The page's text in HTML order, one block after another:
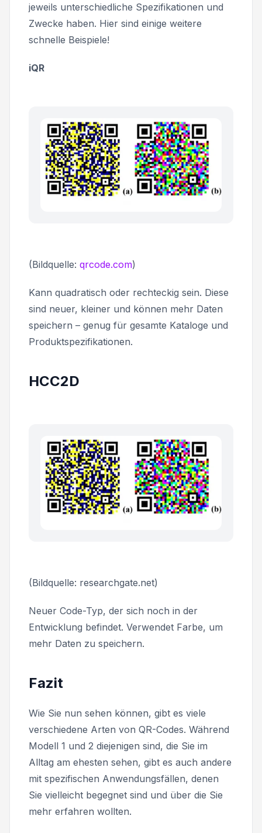
jeweils unterschiedliche Spezifikationen und
Zwecke haben. Hier sind einige weitere
schnelle Beispiele!
iQR
(Bildquelle: qrcode.com)
Kann quadratisch oder rechteckig sein. Diese
sind neuer, kleiner und können mehr Daten
speichern – genug für gesamte Kataloge und
Produktspezifikationen.
HCC2D
(Bildquelle: researchgate.net)
Neuer Code-Typ, der sich noch in der
Entwicklung befindet. Verwendet Farbe, um
mehr Daten zu speichern.
Fazit
Wie Sie nun sehen können, gibt es viele
verschiedene Arten von QR-Codes. Während
Modell 1 und 2 diejenigen sind, die Sie im
Alltag am ehesten sehen, gibt es auch andere
mit spezifischen Anwendungsfällen, denen
Sie vielleicht begegnet sind und über die Sie
mehr erfahren wollten.